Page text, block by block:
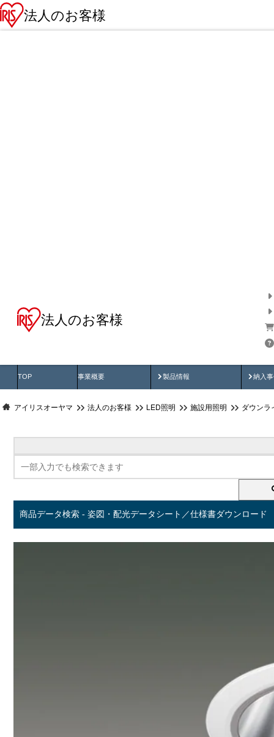
法人のお客様
法人のお客様
TOP 事業概要 製品情報
製品動画 納入
納
アイリスオーヤマ 法人のお客様 LED照明 施設用照明 ダウンラ
商品データ検索 - 姿図・配光データシート／仕様書ダウンロード